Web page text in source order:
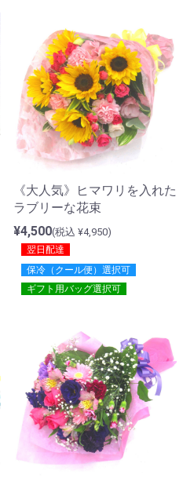
《大人気》ヒマワリを入れた
ラブリーな花束
¥4,500(税込 ¥4,950)
翌日配達
保冷（クール便）選択可
ギフト用バッグ選択可